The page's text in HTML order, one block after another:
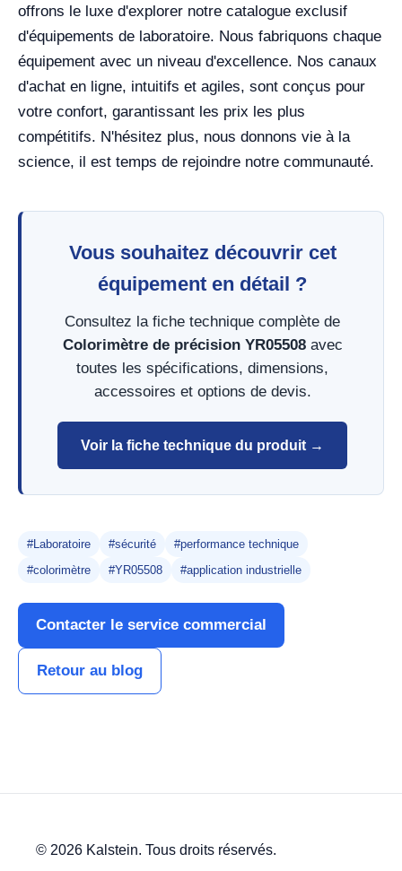
offrons le luxe d'explorer notre catalogue exclusif
d'équipements de laboratoire. Nous fabriquons chaque
équipement avec un niveau d'excellence. Nos canaux
d'achat en ligne, intuitifs et agiles, sont conçus pour
votre confort, garantissant les prix les plus
compétitifs. N'hésitez plus, nous donnons vie à la
science, il est temps de rejoindre notre communauté.
Vous souhaitez découvrir cet
équipement en détail ?
Consultez la fiche technique complète de
Colorimètre de précision YR05508avec
toutes les spécifications, dimensions,
accessoires et options de devis.
Voir la fiche technique du produit →
#Laboratoire #sécurité
#performance technique
#colorimètre
#YR05508 #application industrielle
Contacter le service commercial
Retour au blog
© 2026 Kalstein. Tous droits réservés.